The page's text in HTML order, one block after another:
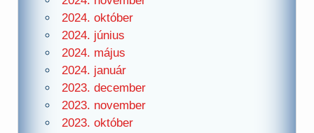
2024. október
2024. június
2024. május
2024. január
2023. december
2023. november
2023. október